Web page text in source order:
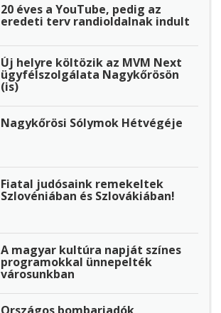
20 éves a YouTube, pedig az
eredeti terv randioldalnak indult
Új helyre költözik az MVM Next
ügyfélszolgálata Nagykőrösön
(is)
Nagykőrösi Sólymok Hétvégéje
Fiatal judósaink remekeltek
Szlovéniában és Szlovákiában!
A magyar kultúra napját színes
programokkal ünnepelték
városunkban